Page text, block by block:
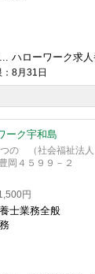
ハローワーク求
8月31日
ーク宇和島
の （社会福祉法
岡４５９９－２
円
士業務全般